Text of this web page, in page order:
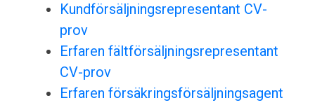
Kundförsäljningsrepresentant CV-
prov
Erfaren fältförsäljningsrepresentant
CV-prov
Erfaren försäkringsförsäljningsagent